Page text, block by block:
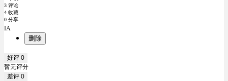
3 评论
4 收藏
0 分享
IA
删除
好评 0
暂无评分
差评 0